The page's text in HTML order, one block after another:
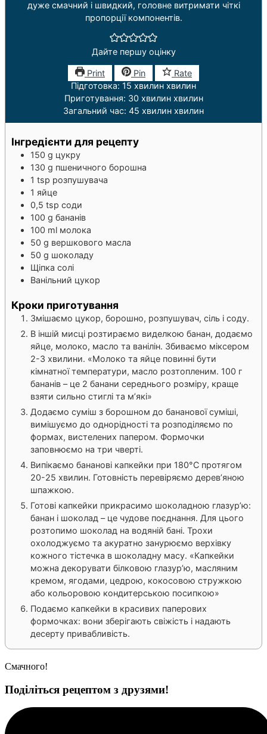
дуже смачний і швидкий, головне витримати чіткі
пропорції компонентів.
Дайте першу оцінку
Print Pin
Rate
Підготовка: 15 хвилин хвилин
Приготування: 30 хвилин хвилин
Загальний час: 45 хвилин хвилин
Інгредієнти для рецепту
150 g цукру
130 g пшеничного борошна
1 tsp розпушувача
1 яйце
0,5 tsp соди
100 g бананів
100 ml молока
50 g вершкового масла
50 g шоколаду
Щіпка солі
Ванільний цукор
Кроки приготування
Змішаємо цукор, борошно, розпушувач, сіль і соду.
В іншій мисці розтираємо виделкою банан, додаємо
яйце, молоко, масло та ванілін. Збиваємо міксером
2-3 хвилини. «Молоко та яйце повинні бути
кімнатної температури, масло розтопленим. 100 г
бананів – це 2 банани середнього розміру, краще
взяти сильно стиглі та м’які»
Додаємо суміш з борошном до бананової суміші,
вимішуємо до однорідності та розподіляємо по
формах, вистелених папером. Формочки
заповнюємо на три чверті.
Випікаємо бананові капкейки при 180°С протягом
20-25 хвилин. Готовність перевіряємо дерев’яною
шпажкою.
Готові капкейки прикрасимо шоколадною глазур’ю:
банан і шоколад – це чудове поєднання. Для цього
розтопимо шоколад на водяній бані. Трохи
охолоджуємо та акуратно занурюємо верхівку
кожного тістечка в шоколадну масу. «Капкейки
можна декорувати білковою глазур’ю, масляним
кремом, ягодами, цедрою, кокосовою стружкою
або кольоровою кондитерською посипкою»
Подаємо капкейки в красивих паперових
формочках: вони зберігають свіжість і надають
десерту привабливість.
Смачного!
Поділіться рецептом з друзями!